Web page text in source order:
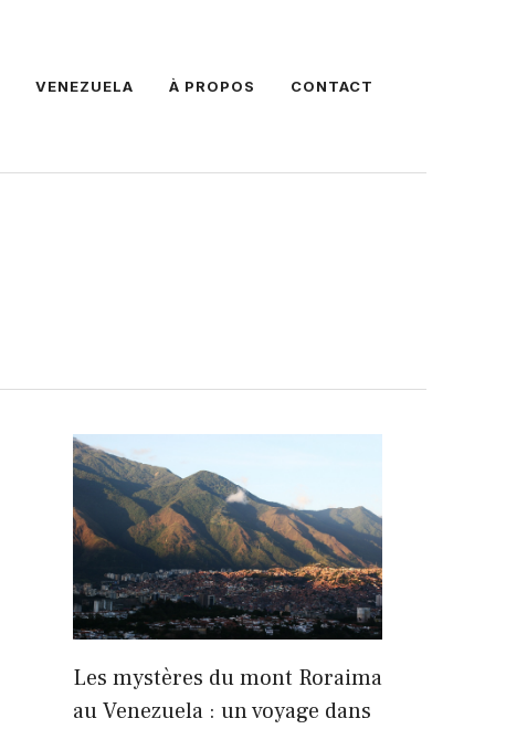
VENEZUELA À PROPOS CONTACT
Les mystères du mont Roraima
au Venezuela : un voyage dans